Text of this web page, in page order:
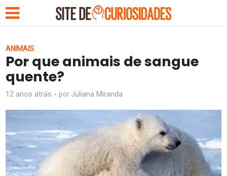
ANIMAIS
Por que animais de sangue
quente?
12 anos atrás por Juliana Miranda